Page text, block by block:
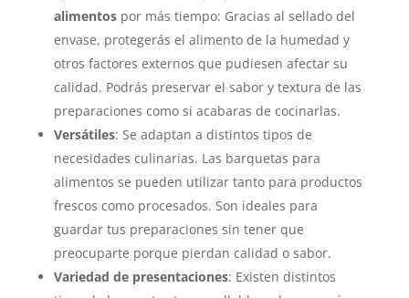
alimentospor más tiempo: Gracias al sellado del
envase, protegerás el alimento de la humedad y
otros factores externos que pudiesen afectar su
calidad. Podrás preservar el sabor y textura de las
preparaciones como si acabaras de cocinarlas.
Versátiles: Se adaptan a distintos tipos de
necesidades culinarias. Las barquetas para
alimentos se pueden utilizar tanto para productos
frescos como procesados. Son ideales para
guardar tus preparaciones sin tener que
preocuparte porque pierdan calidad o sabor.
Variedad de presentaciones: Existen distintos